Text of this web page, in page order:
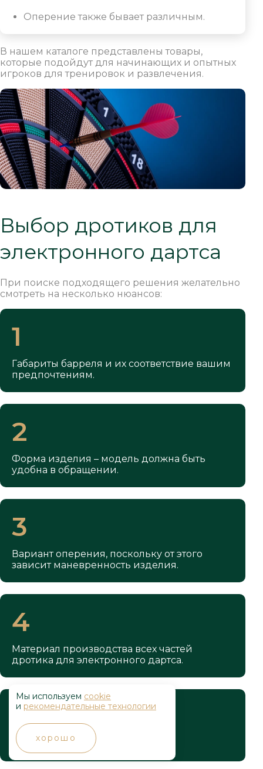
Оперение также бывает различным.
В нашем каталоге представлены товары,
которые подойдут для начинающих и опытных
игроков для тренировок и развлечения.
Выбор дротиков для
электронного дартса
При поиске подходящего решения желательно
смотреть на несколько нюансов:
1
Габариты барреля и их соответствие вашим
предпочтениям.
2
Форма изделия – модель должна быть
удобна в обращении.
3
Вариант оперения, поскольку от этого
зависит маневренность изделия.
4
Материал производства всех частей
дротика для электронного дартса.
5
Дизайн и вариант исполнения.
Мы используем cookie
и рекомендательные технологии
хорошо